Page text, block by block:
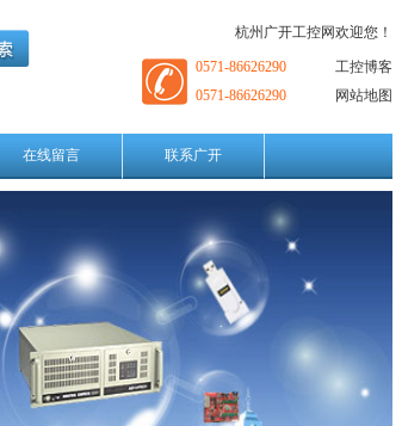
杭州广开工控网欢迎您！
0571-86626290
0571-86626290
工控博客
网站地图
在线留言 联系广开